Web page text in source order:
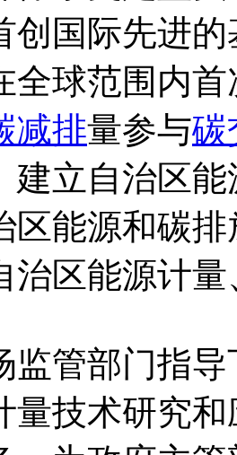
创国际先进
全球范围内
减排量参与碳
建立自治区
区能源和碳
治区能源计量
监管部门指
量技术研究